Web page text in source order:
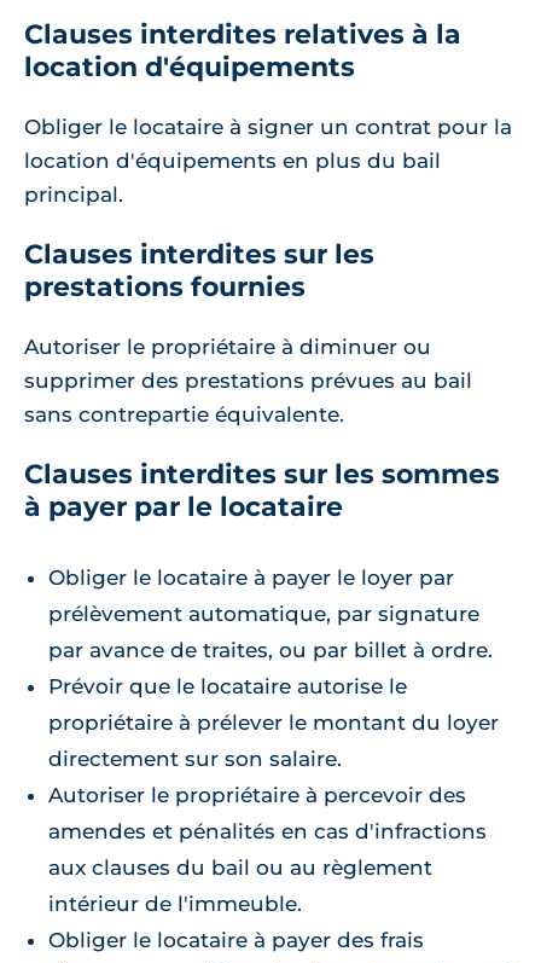
Clauses interdites relatives à la
location d'équipements
Obliger le locataire à signer un contrat pour la
location d'équipements en plus du bail
principal.
Clauses interdites sur les
prestations fournies
Autoriser le propriétaire à diminuer ou
supprimer des prestations prévues au bail
sans contrepartie équivalente.
Clauses interdites sur les sommes
à payer par le locataire
Obliger le locataire à payer le loyer par
prélèvement automatique, par signature
par avance de traites, ou par billet à ordre.
Prévoir que le locataire autorise le
propriétaire à prélever le montant du loyer
directement sur son salaire.
Autoriser le propriétaire à percevoir des
amendes et pénalités en cas d'infractions
aux clauses du bail ou au règlement
intérieur de l'immeuble.
Obliger le locataire à payer des frais